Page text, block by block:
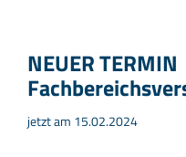
NEUER TERMIN
jetzt am 15.02.2024